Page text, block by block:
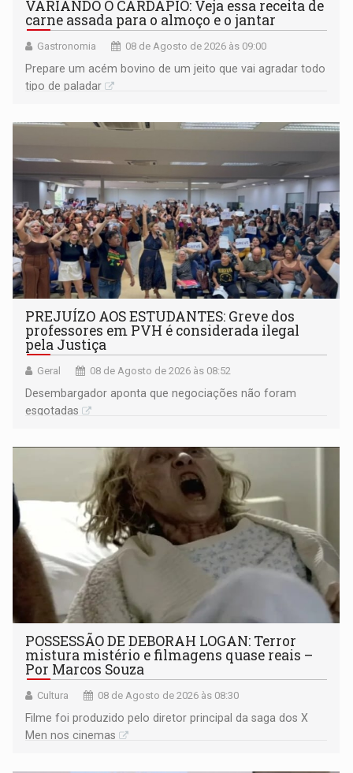
VARIANDO O CARDÁPIO: Veja essa receita de
carne assada para o almoço e o jantar
Gastronomia 08 de Agosto de 2026 às 09:00
Prepare um acém bovino de um jeito que vai agradar todo
tipo de paladar
PREJUÍZO AOS ESTUDANTES: Greve dos
professores em PVH é considerada ilegal
pela Justiça
Geral 08 de Agosto de 2026 às 08:52
Desembargador aponta que negociações não foram
esgotadas
POSSESSÃO DE DEBORAH LOGAN: Terror
mistura mistério e filmagens quase reais –
Por Marcos Souza
Cultura 08 de Agosto de 2026 às 08:30
Filme foi produzido pelo diretor principal da saga dos X
Men nos cinemas